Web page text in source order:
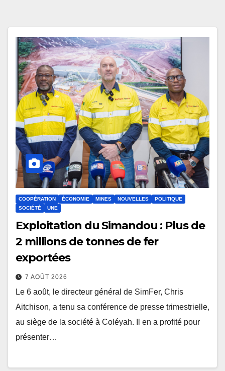
COOPÉRATION ÉCONOMIE MINES NOUVELLES
POLITIQUE
SOCIÉTÉ
UNE
Exploitation du Simandou : Plus de
2 millions de tonnes de fer
exportées
7 AOÛT 2026
Le 6 août, le directeur général de SimFer, Chris
Aitchison, a tenu sa conférence de presse trimestrielle,
au siège de la société à Coléyah. Il en a profité pour
présenter…